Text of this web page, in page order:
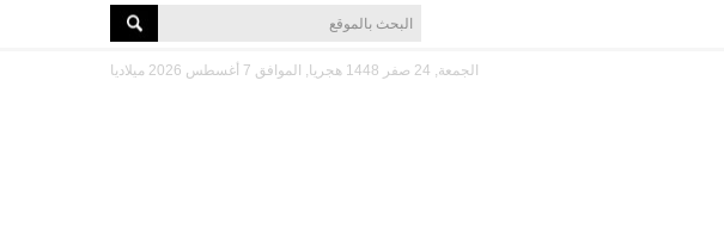
الجمعة, 24 صفر 1448 هجريا, الموافق 7 أغسطس 2026 ميلاديا